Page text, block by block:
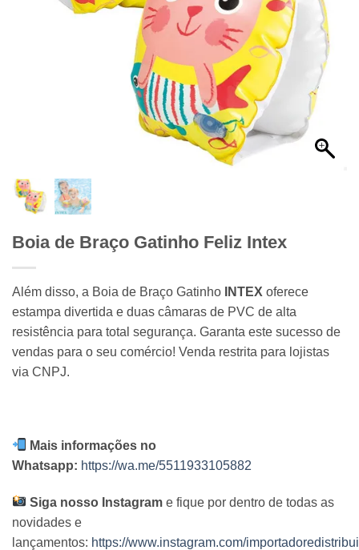
Boia de Braço Gatinho Feliz Intex
Além disso, a Boia de Braço Gatinho INTEX oferece
estampa divertida e duas câmaras de PVC de alta
resistência para total segurança. Garanta este sucesso de
vendas para o seu comércio! Venda restrita para lojistas
via CNPJ.
Mais informações no
Whatsapp: https://wa.me/5511933105882
Siga nosso Instagram e fique por dentro de todas as
novidades e
lançamentos: https://www.instagram.com/